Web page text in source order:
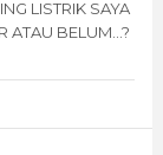
LISTRIK SAYA
ATAU BELUM…?